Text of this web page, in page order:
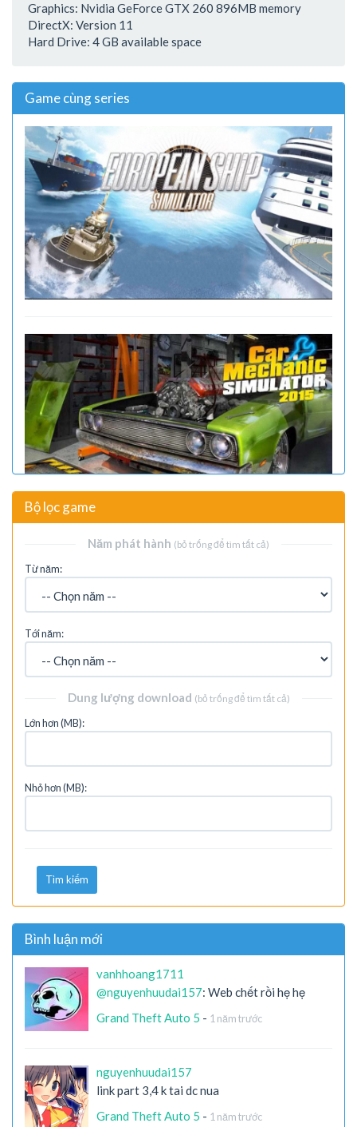
Graphics: Nvidia GeForce GTX 260 896MB memory
DirectX: Version 11
Hard Drive: 4 GB available space
Game cùng series
Bộ lọc game
Năm phát hành (bỏ trống để tìm tất cả)
Từ năm:
Tới năm:
Dung lượng download (bỏ trống để tìm tất cả)
Lớn hơn (MB):
Nhỏ hơn (MB):
Tìm kiếm
Bình luận mới
vanhhoang1711
@nguyenhuudai157: Web chết rồi hẹ hẹ
Grand Theft Auto 5 - 1 năm trước
nguyenhuudai157
link part 3,4 k tai dc nua
Grand Theft Auto 5 - 1 năm trước